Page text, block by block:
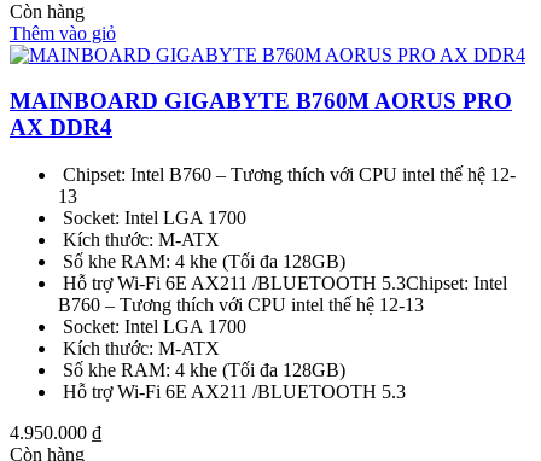
Còn hàng
Thêm vào giỏ
MAINBOARD GIGABYTE B760M AORUS PRO
AX DDR4
Chipset: Intel B760 – Tương thích với CPU intel thế hệ 12-
13
Socket: Intel LGA 1700
Kích thước: M-ATX
Số khe RAM: 4 khe (Tối đa 128GB)
Hỗ trợ Wi-Fi 6E AX211 /BLUETOOTH 5.3Chipset: Intel
B760 – Tương thích với CPU intel thế hệ 12-13
Socket: Intel LGA 1700
Kích thước: M-ATX
Số khe RAM: 4 khe (Tối đa 128GB)
Hỗ trợ Wi-Fi 6E AX211 /BLUETOOTH 5.3
4.950.000 ₫
Còn hàng